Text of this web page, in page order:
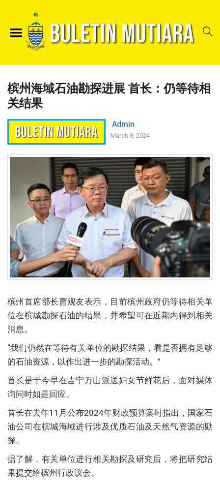
槟州海域石油勘探进展 首长：仍等待相
关结果
Admin
March 8, 2024
槟州首席部长曹观友表示，目前槟州政府仍等待相关单
位在槟城勘探石油的结果，并希望可在近期内得到相关
消息。
“我们仍然在等待有关单位的勘探结果，看是否拥有足够
的石油资源，以作出进一步的勘探活动。”
首长是于今早在吉宁万山派送妇女节鲜花后，面对媒体
询问时如是回应。
首长在去年11月公布2024年财政预算案时指出，国家石
油公司在槟城海域进行涉及优质石油及天然气资源的勘
探。
据了解，有关单位进行相关勘探及研究后，将把研究结
果提交给槟州行政议会。